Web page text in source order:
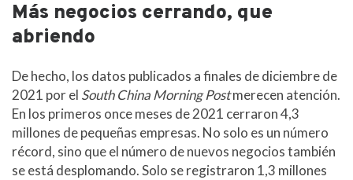
Más negocios cerrando, que
abriendo
De hecho, los datos publicados a finales de diciembre de
2021 por el South China Morning Postmerecen atención.
En los primeros once meses de 2021 cerraron 4,3
millones de pequeñas empresas. No solo es un número
récord, sino que el número de nuevos negocios también
se está desplomando. Solo se registraron 1,3 millones